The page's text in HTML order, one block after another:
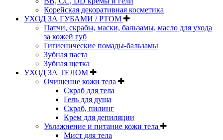
Корейская декоративная косметика
УХОД ЗА ГУБАМИ / РТОМ
Патчи, скрабы, маски, бальзамы, масло для ухода
за кожей губ
Гигиенические помады-бальзамы
Зубная паста
Зубная щетка
УХОД ЗА ТЕЛОМ
Очищение кожи тела
Скраб для тела
Гель для душа
Скраб, пилинг
Крем для депиляции
Увлажнение и питание кожи тела
Мист для тела